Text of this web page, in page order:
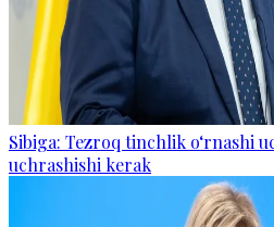
Sibiga: Tezroq tinchlik o‘rnashi
uchrashishi kerak